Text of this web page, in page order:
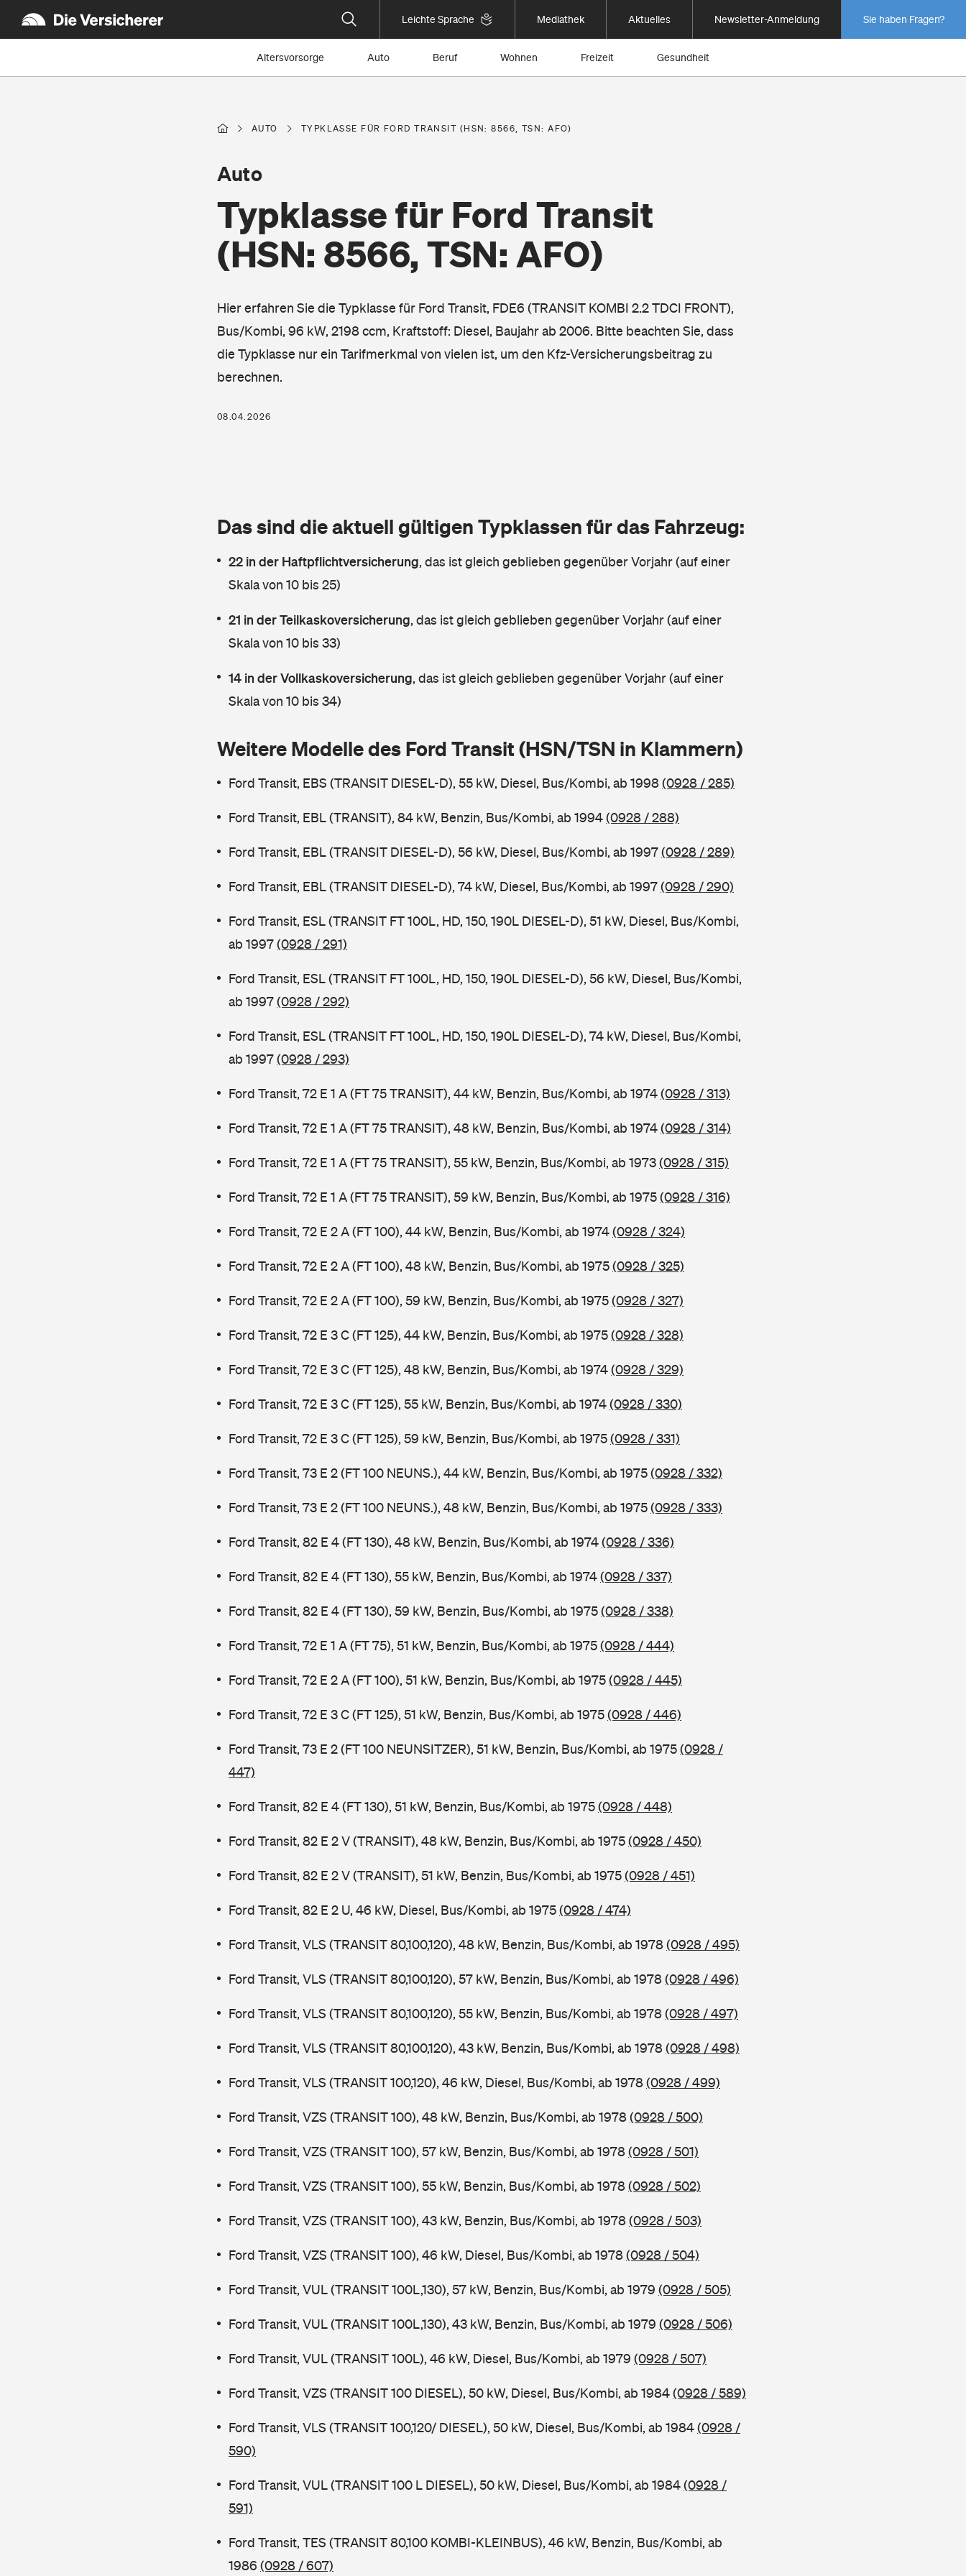
Leichte Sprache Mediathek Aktuelles Newsletter-Anmeldung Sie haben Fragen?
Altersvorsorge Auto Beruf Wohnen Freizeit Gesundheit
AUTO TYPKLASSE FÜR FORD TRANSIT (HSN: 8566, TSN: AFO)
Typklasse für Ford Transit
(HSN: 8566, TSN: AFO)
Auto
Hier erfahren Sie die Typklasse für Ford Transit, FDE6 (TRANSIT KOMBI 2.2 TDCI FRONT),
Bus/Kombi, 96 kW, 2198 ccm, Kraftstoff: Diesel, Baujahr ab 2006. Bitte beachten Sie, dass
die Typklasse nur ein Tarifmerkmal von vielen ist, um den Kfz-Versicherungsbeitrag zu
berechnen.
08.04.2026
Das sind die aktuell gültigen Typklassen für das Fahrzeug:
22 in der Haftpflichtversicherung, das ist gleich geblieben gegenüber Vorjahr (auf einer
Skala von 10 bis 25)
21 in der Teilkaskoversicherung, das ist gleich geblieben gegenüber Vorjahr (auf einer
Skala von 10 bis 33)
14 in der Vollkaskoversicherung, das ist gleich geblieben gegenüber Vorjahr (auf einer
Skala von 10 bis 34)
Weitere Modelle des Ford Transit (HSN/TSN in Klammern)
Ford Transit, EBS (TRANSIT DIESEL-D), 55 kW, Diesel, Bus/Kombi, ab 1998(0928 / 285)
Ford Transit, EBL (TRANSIT), 84 kW, Benzin, Bus/Kombi, ab 1994(0928 / 288)
Ford Transit, EBL (TRANSIT DIESEL-D), 56 kW, Diesel, Bus/Kombi, ab 1997(0928 / 289)
Ford Transit, EBL (TRANSIT DIESEL-D), 74 kW, Diesel, Bus/Kombi, ab 1997(0928 / 290)
Ford Transit, ESL (TRANSIT FT 100L, HD, 150, 190L DIESEL-D), 51 kW, Diesel, Bus/Kombi,
ab 1997(0928 / 291)
Ford Transit, ESL (TRANSIT FT 100L, HD, 150, 190L DIESEL-D), 56 kW, Diesel, Bus/Kombi,
ab 1997(0928 / 292)
Ford Transit, ESL (TRANSIT FT 100L, HD, 150, 190L DIESEL-D), 74 kW, Diesel, Bus/Kombi,
ab 1997(0928 / 293)
Ford Transit, 72 E 1 A (FT 75 TRANSIT), 44 kW, Benzin, Bus/Kombi, ab 1974(0928 / 313)
Ford Transit, 72 E 1 A (FT 75 TRANSIT), 48 kW, Benzin, Bus/Kombi, ab 1974(0928 / 314)
Ford Transit, 72 E 1 A (FT 75 TRANSIT), 55 kW, Benzin, Bus/Kombi, ab 1973(0928 / 315)
Ford Transit, 72 E 1 A (FT 75 TRANSIT), 59 kW, Benzin, Bus/Kombi, ab 1975(0928 / 316)
Ford Transit, 72 E 2 A (FT 100), 44 kW, Benzin, Bus/Kombi, ab 1974(0928 / 324)
Ford Transit, 72 E 2 A (FT 100), 48 kW, Benzin, Bus/Kombi, ab 1975(0928 / 325)
Ford Transit, 72 E 2 A (FT 100), 59 kW, Benzin, Bus/Kombi, ab 1975(0928 / 327)
Ford Transit, 72 E 3 C (FT 125), 44 kW, Benzin, Bus/Kombi, ab 1975(0928 / 328)
Ford Transit, 72 E 3 C (FT 125), 48 kW, Benzin, Bus/Kombi, ab 1974(0928 / 329)
Ford Transit, 72 E 3 C (FT 125), 55 kW, Benzin, Bus/Kombi, ab 1974(0928 / 330)
Ford Transit, 72 E 3 C (FT 125), 59 kW, Benzin, Bus/Kombi, ab 1975(0928 / 331)
Ford Transit, 73 E 2 (FT 100 NEUNS.), 44 kW, Benzin, Bus/Kombi, ab 1975(0928 / 332)
Ford Transit, 73 E 2 (FT 100 NEUNS.), 48 kW, Benzin, Bus/Kombi, ab 1975(0928 / 333)
Ford Transit, 82 E 4 (FT 130), 48 kW, Benzin, Bus/Kombi, ab 1974(0928 / 336)
Ford Transit, 82 E 4 (FT 130), 55 kW, Benzin, Bus/Kombi, ab 1974(0928 / 337)
Ford Transit, 82 E 4 (FT 130), 59 kW, Benzin, Bus/Kombi, ab 1975(0928 / 338)
Ford Transit, 72 E 1 A (FT 75), 51 kW, Benzin, Bus/Kombi, ab 1975(0928 / 444)
Ford Transit, 72 E 2 A (FT 100), 51 kW, Benzin, Bus/Kombi, ab 1975(0928 / 445)
Ford Transit, 72 E 3 C (FT 125), 51 kW, Benzin, Bus/Kombi, ab 1975(0928 / 446)
Ford Transit, 73 E 2 (FT 100 NEUNSITZER), 51 kW, Benzin, Bus/Kombi, ab 1975(0928 /
447)
Ford Transit, 82 E 4 (FT 130), 51 kW, Benzin, Bus/Kombi, ab 1975(0928 / 448)
Ford Transit, 82 E 2 V (TRANSIT), 48 kW, Benzin, Bus/Kombi, ab 1975(0928 / 450)
Ford Transit, 82 E 2 V (TRANSIT), 51 kW, Benzin, Bus/Kombi, ab 1975(0928 / 451)
Ford Transit, 82 E 2 U, 46 kW, Diesel, Bus/Kombi, ab 1975(0928 / 474)
Ford Transit, VLS (TRANSIT 80,100,120), 48 kW, Benzin, Bus/Kombi, ab 1978(0928 / 495)
Ford Transit, VLS (TRANSIT 80,100,120), 57 kW, Benzin, Bus/Kombi, ab 1978(0928 / 496)
Ford Transit, VLS (TRANSIT 80,100,120), 55 kW, Benzin, Bus/Kombi, ab 1978(0928 / 497)
Ford Transit, VLS (TRANSIT 80,100,120), 43 kW, Benzin, Bus/Kombi, ab 1978(0928 / 498)
Ford Transit, VLS (TRANSIT 100,120), 46 kW, Diesel, Bus/Kombi, ab 1978(0928 / 499)
Ford Transit, VZS (TRANSIT 100), 48 kW, Benzin, Bus/Kombi, ab 1978(0928 / 500)
Ford Transit, VZS (TRANSIT 100), 57 kW, Benzin, Bus/Kombi, ab 1978(0928 / 501)
Ford Transit, VZS (TRANSIT 100), 55 kW, Benzin, Bus/Kombi, ab 1978(0928 / 502)
Ford Transit, VZS (TRANSIT 100), 43 kW, Benzin, Bus/Kombi, ab 1978(0928 / 503)
Ford Transit, VZS (TRANSIT 100), 46 kW, Diesel, Bus/Kombi, ab 1978(0928 / 504)
Ford Transit, VUL (TRANSIT 100L,130), 57 kW, Benzin, Bus/Kombi, ab 1979 (0928 / 505)
Ford Transit, VUL (TRANSIT 100L,130), 43 kW, Benzin, Bus/Kombi, ab 1979 (0928 / 506)
Ford Transit, VUL (TRANSIT 100L), 46 kW, Diesel, Bus/Kombi, ab 1979 (0928 / 507)
Ford Transit, VZS (TRANSIT 100 DIESEL), 50 kW, Diesel, Bus/Kombi, ab 1984(0928 / 589)
Ford Transit, VLS (TRANSIT 100,120/ DIESEL), 50 kW, Diesel, Bus/Kombi, ab 1984(0928 /
590)
Ford Transit, VUL (TRANSIT 100 L DIESEL), 50 kW, Diesel, Bus/Kombi, ab 1984(0928 /
591)
Ford Transit, TES (TRANSIT 80,100 KOMBI-KLEINBUS), 46 kW, Benzin, Bus/Kombi, ab
1986 (0928 / 607)